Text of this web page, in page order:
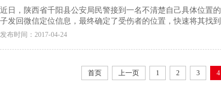
近日，陕西省千阳县公安局民警接到一名不清楚自己具体位置
子发回微信定位信息，最终确定了受伤者的位置，快速将其找
发布时间：2017-04-24
首页 上一页 1 2 3 4